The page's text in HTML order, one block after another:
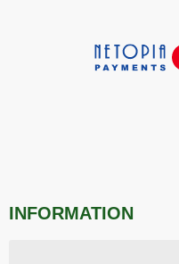
INFORMATION